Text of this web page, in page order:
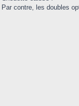
Par contre, les doubles